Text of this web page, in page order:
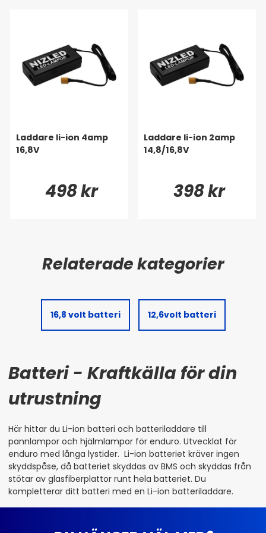
Laddare li-ion 4amp
16,8V
498 kr
Laddare li-ion 2amp
14,8/16,8V
398 kr
16,8 volt batteri 12,6volt batteri
Batteri - Kraftkälla för din
utrustning
Här hittar du Li-ion batteri och batteriladdare till
pannlampor och hjälmlampor för enduro. Utvecklat för
enduro med långa lystider. Li-ion batteriet kräver ingen
skyddspåse, då batteriet skyddas av BMS och skyddas från
stötar av glasfiberplattor runt hela batteriet. Du
kompletterar ditt batteri med en Li-ion batteriladdare.